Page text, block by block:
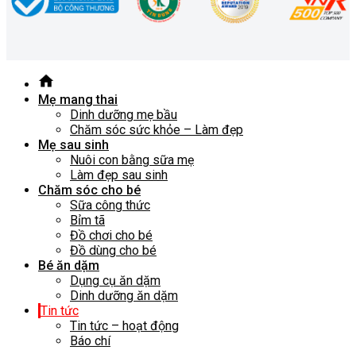
Mẹ mang thai
Dinh dưỡng mẹ bầu
Chăm sóc sức khỏe – Làm đẹp
Mẹ sau sinh
Nuôi con bằng sữa mẹ
Làm đẹp sau sinh
Chăm sóc cho bé
Sữa công thức
Bỉm tã
Đồ chơi cho bé
Đồ dùng cho bé
Bé ăn dặm
Dụng cụ ăn dặm
Dinh dưỡng ăn dặm
Tin tức
Tin tức – hoạt động
Báo chí